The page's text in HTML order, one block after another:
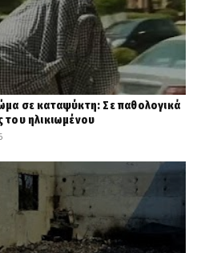
σε καταψύκτη: Σε παθολογικά
του ηλικιωμένου